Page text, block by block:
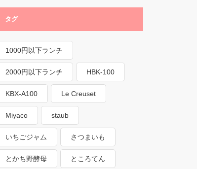
タグ
1000円以下ランチ
2000円以下ランチ HBK-100
KBX-A100 Le Creuset
Miyaco staub
いちごジャム さつまいも
とかち野酵母 ところてん